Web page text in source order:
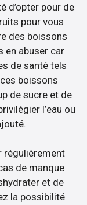
d’opter pour de
pour vous
des boissons
en abuser car
de santé tels
boissons
de sucre et de
l’eau ou
régulièrement
de manque
et de
la possibilité